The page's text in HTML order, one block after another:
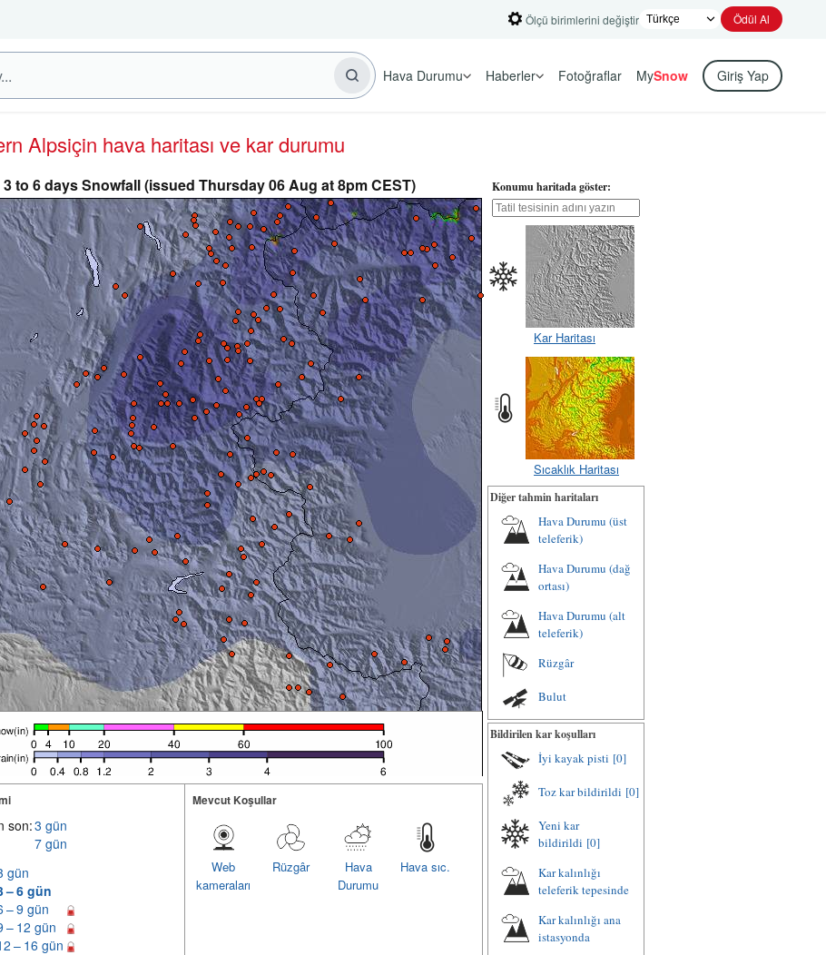
Ölçü birimlerini değiştir Ödül Al
Hava Durumu Haberler Fotoğraflar MySnow Giriş Yap
Alpsiçin hava haritası ve kar durumu
3 to 6 days Snowfall (issued Thursday 06 Aug at 8pm CEST)
son:3 gün
7 gün
gün
– 6 gün
– 9 gün
– 12 gün
– 16 gün
Mevcut Koşullar
Hava sıc.
Hava
Durumu
Rüzgâr
Web
kameraları
Konumu haritada göster:
Kar Haritası
Sıcaklık Haritası
Diğer tahmin haritaları
Hava Durumu (üst
teleferik)
Hava Durumu (dağ
ortası)
Hava Durumu (alt
teleferik)
Rüzgâr
Bulut
Bildirilen kar koşulları
İyi kayak pisti [0]
Toz kar bildirildi [0]
Yeni kar
bildirildi [0]
Kar kalınlığı
teleferik tepesinde
Kar kalınlığı ana
istasyonda